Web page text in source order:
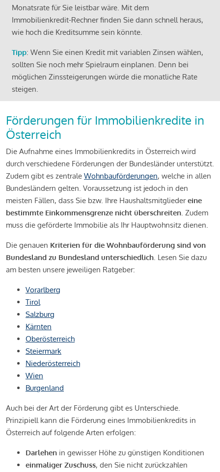
Monatsrate für Sie leistbar wäre. Mit dem
Immobilienkredit-Rechner finden Sie dann schnell heraus,
wie hoch die Kreditsumme sein könnte.
Tipp: Wenn Sie einen Kredit mit variablen Zinsen wählen,
sollten Sie noch mehr Spielraum einplanen. Denn bei
möglichen Zinssteigerungen würde die monatliche Rate
steigen.
Förderungen für Immobilienkredite in
Österreich
Die Aufnahme eines Immobilienkredits in Österreich wird
durch verschiedene Förderungen der Bundesländer unterstützt.
Zudem gibt es zentrale Wohnbauförderungen, welche in allen
Bundesländern gelten. Voraussetzung ist jedoch in den
meisten Fällen, dass Sie bzw. Ihre Haushaltsmitgliedereine
bestimmte Einkommensgrenze nicht überschreiten. Zudem
muss die geförderte Immobilie als Ihr Hauptwohnsitz dienen.
Die genauen Kriterien für die Wohnbauförderung sind von
Bundesland zu Bundesland unterschiedlich. Lesen Sie dazu
am besten unsere jeweiligen Ratgeber:
Vorarlberg
Tirol
Salzburg
Kärnten
Oberösterreich
Steiermark
Niederösterreich
Wien
Burgenland
Auch bei der Art der Förderung gibt es Unterschiede.
Prinzipiell kann die Förderung eines Immobilienkredits in
Österreich auf folgende Arten erfolgen:
Darlehen in gewisser Höhe zu günstigen Konditionen
einmaliger Zuschuss, den Sie nicht zurückzahlen